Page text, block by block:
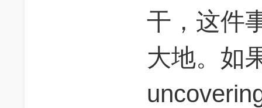
干，这件
大地。如